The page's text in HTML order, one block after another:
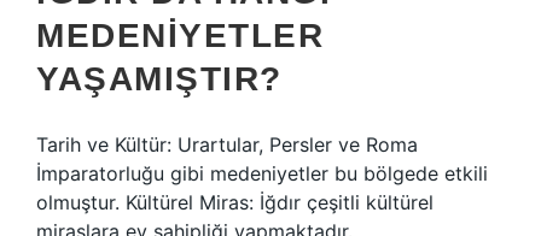
MEDENIYETLER
YAŞAMIŞTIR?
Tarih ve Kültür: Urartular, Persler ve Roma
İmparatorluğu gibi medeniyetler bu bölgede etkili
olmuştur. Kültürel Miras: İğdır çeşitli kültürel
miraslara ev sahipliği yapmaktadır.